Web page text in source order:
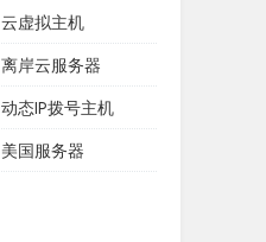
云虚拟主机
离岸云服务器
动态IP拨号主机
美国服务器